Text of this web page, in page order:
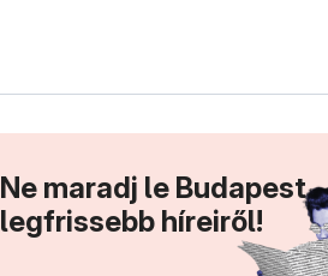
Ne maradj le Budapest
legfrissebb híreiről!